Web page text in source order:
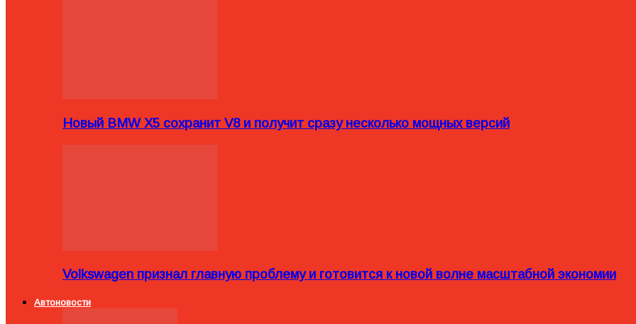
Новый BMW X5 сохранит V8 и получит сразу несколько мощных версий
Volkswagen признал главную проблему и готовится к новой волне масштабной экономии
Автоновости